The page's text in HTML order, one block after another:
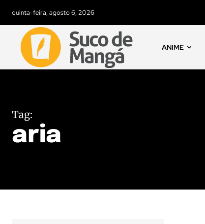
quinta-feira, agosto 6, 2026
ANIME
Tag:
aria